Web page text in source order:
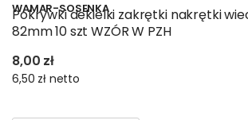
WAMAR-SOSENKA
Pokrywki dekielki zakrętki nakrętki
82mm 10 szt WZÓR W PZH
8,00 zł
6,50 zł netto